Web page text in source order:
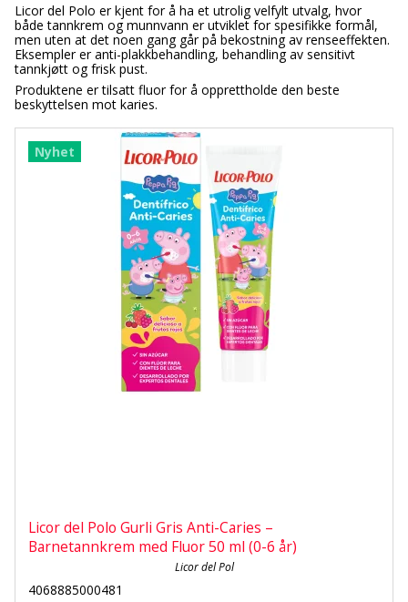
Licor del Polo er kjent for å ha et utrolig velfylt utvalg, hvor
både tannkrem og munnvann er utviklet for spesifikke formål,
men uten at det noen gang går på bekostning av renseeffekten.
Eksempler er anti-plakkbehandling, behandling av sensitivt
tannkjøtt og frisk pust.
Produktene er tilsatt fluor for å opprettholde den beste
beskyttelsen mot karies.
Nyhet
Licor del Polo Gurli Gris Anti-Caries –
Barnetannkrem med Fluor 50 ml (0-6 år)
Licor del Pol
4068885000481